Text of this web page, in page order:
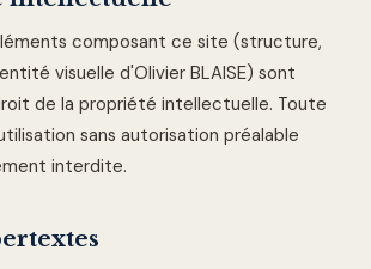
composant ce site (structure,
visuelle d'Olivier BLAISE) sont
de la propriété intellectuelle. Toute
sans autorisation préalable
interdite.